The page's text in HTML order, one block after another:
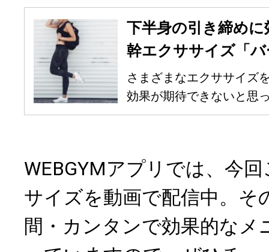
下半身の引き締め
幹エクササイズ「
さまざまなエクササイズ
効果が期待できないと思
WEBGYMアプリでは、今
サイズを動画で配信中。そ
間・カンタンで効果的なメ